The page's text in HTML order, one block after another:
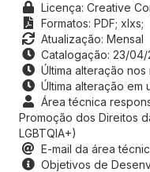
Ficha de Acesso e do
consolidados no banco
analítica e
procedimento reforça a
robustez do sistema de
dados coletados
evidências e o
em consonância com as
beneficiárias.
Licença: Creative
Formatos: PDF; xlxs;
Atualização: Mensal
Catalogação: 23/04/
Última alteração
Última alteração em
Área técnica
Promoção dos Direitos
LGBTQIA+)
E-mail da área
Objetivos de